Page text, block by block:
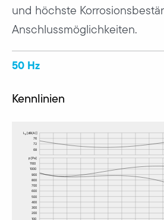
und höchste
Anschlussmöglichkeiten.
50 Hz
Kennlinien